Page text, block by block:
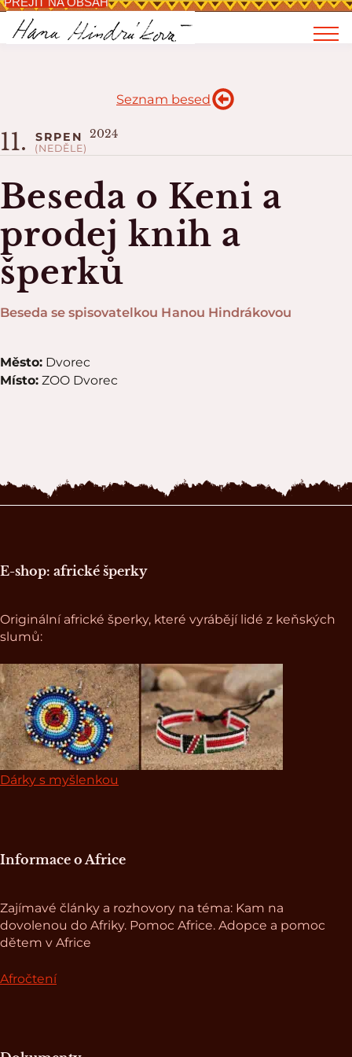
Seznam besed
Beseda se spisovatelkou Hanou Hindrákovou
Beseda o Keni a
prodej knih a
šperků
11. SRPEN
(NEDĚLE)
2024
Město: Dvorec
Místo: ZOO Dvorec
E-shop: africké šperky
Originální africké šperky, které vyrábějí lidé z keňských
slumů:
Dárky s myšlenkou
Informace o Africe
Zajímavé články a rozhovory na téma: Kam na
dovolenou do Afriky. Pomoc Africe. Adopce a pomoc
dětem v Africe
Afročtení